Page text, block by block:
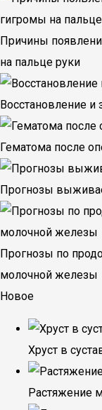
Причины
на пальце руки
Восстановление и
Гематома после
Прогнозы
Прогнозы по
молочной железы
Новое
Хруст в
Растяжение